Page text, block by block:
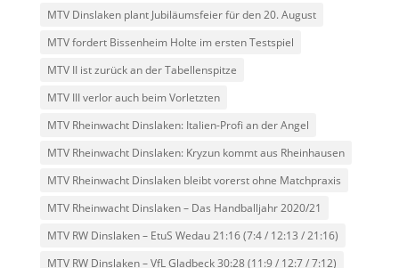
MTV Dinslaken plant Jubiläumsfeier für den 20. August
MTV fordert Bissenheim Holte im ersten Testspiel
MTV II ist zurück an der Tabellenspitze
MTV III verlor auch beim Vorletzten
MTV Rheinwacht Dinslaken: Italien-Profi an der Angel
MTV Rheinwacht Dinslaken: Kryzun kommt aus Rheinhausen
MTV Rheinwacht Dinslaken bleibt vorerst ohne Matchpraxis
MTV Rheinwacht Dinslaken – Das Handballjahr 2020/21
MTV RW Dinslaken – EtuS Wedau 21:16 (7:4 / 12:13 / 21:16)
MTV RW Dinslaken – VfL Gladbeck 30:28 (11:9 / 12:7 / 7:12)